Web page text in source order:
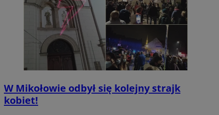
W Mikołowie odbył się kolejny strajk
kobiet!